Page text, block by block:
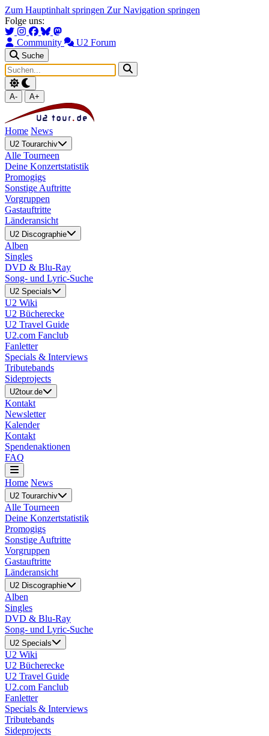
Zum Hauptinhalt springen Zur Navigation springen
Folge uns:
Community U2 Forum
Suche
A- A+
Home News
U2 Tourarchiv
Alle Tourneen
Deine Konzertstatistik
Promogigs
Sonstige Auftritte
Vorgruppen
Gastauftritte
Länderansicht
U2 Discographie
Alben
Singles
DVD & Blu-Ray
Song- und Lyric-Suche
U2 Specials
U2 Wiki
U2 Bücherecke
U2 Travel Guide
U2.com Fanclub
Fanletter
Specials & Interviews
Tributebands
Sideprojects
U2tour.de
Kontakt
Newsletter
Kalender
Kontakt
Spendenaktionen
FAQ
Home News
U2 Tourarchiv
Alle Tourneen
Deine Konzertstatistik
Promogigs
Sonstige Auftritte
Vorgruppen
Gastauftritte
Länderansicht
U2 Discographie
Alben
Singles
DVD & Blu-Ray
Song- und Lyric-Suche
U2 Specials
U2 Wiki
U2 Bücherecke
U2 Travel Guide
U2.com Fanclub
Fanletter
Specials & Interviews
Tributebands
Sideprojects